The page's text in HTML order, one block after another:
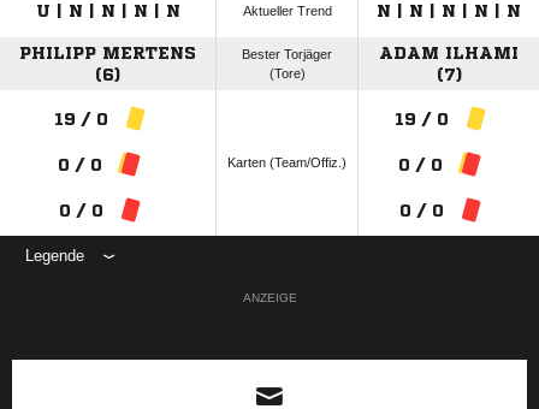
U | N | N | N | N Aktueller Trend N | N | N | N | N
PHILIPP MERTENS
(6)
Bester Torjäger
(Tore)
ADAM ILHAMI
(7)
19 / 0
0 / 0
0 / 0
Karten (Team/Offiz.)
19 / 0
0 / 0
0 / 0
Legende
ANZEIGE